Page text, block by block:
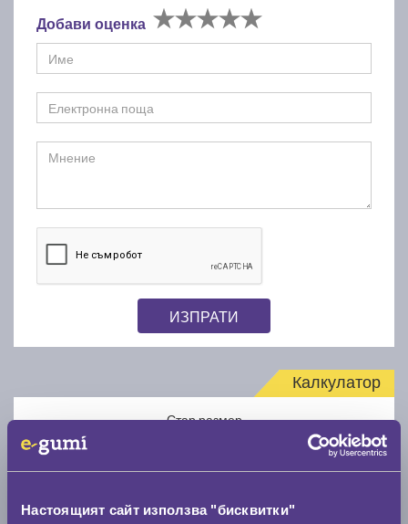
Настоящият сайт използва "бисквитки"
Добави оценка
ИЗПРАТИ
Калкулатор
Стар размер